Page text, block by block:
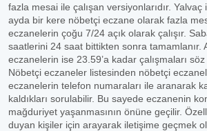
fazla mesai ile çalışan versiyonlarıdır.
ayda bir kere nöbetçi eczane olarak fazla
eczanelerin çoğu 7/24 açık olarak çalışır.
saatlerini 24 saat bittikten sonra tamamlanır.
eczanelerin ise 23.59’a kadar çalışmaları
Nöbetçi eczaneler listesinden nöbetçi
eczanelerin telefon numaraları ile aranarak
kaldıkları sorulabilir. Bu sayede eczanenin
mağduriyet yaşanmasının önüne geçilir.
duyan kişiler için arayarak iletişime geçmek